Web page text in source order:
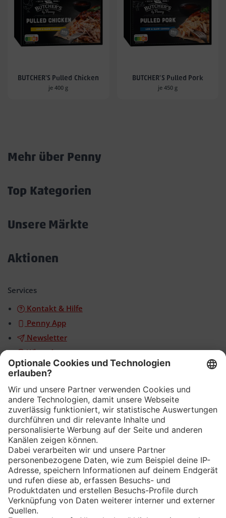
BUTCHER'S Pulled Chicken
je 400 g
BUTCHER'S Pulled Pork
je 450 g
Mehr über Penny
Top Kategorien
Unsere Märkte
Aktionen
Services
Kontakt & Hilfe
Penny App
Newsletter
WhatsApp
App